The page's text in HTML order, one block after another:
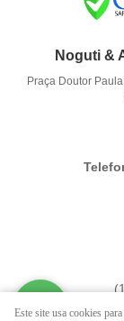
Noguti &
Praça Doutor
Este site usa cookies